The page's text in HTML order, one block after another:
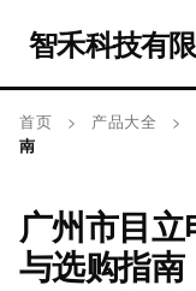
智禾科技有
首页 > 产品大全 >
南
广州市目
与选购指南